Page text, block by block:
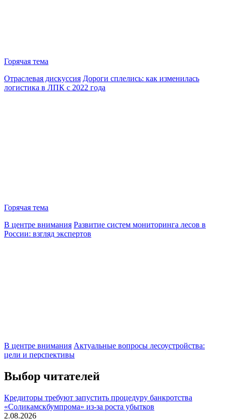
Горячая тема
Отраслевая дискуссия Дороги сплелись: как изменилась
логистика в ЛПК с 2022 года
Горячая тема
В центре внимания Развитие систем мониторинга лесов в
России: взгляд экспертов
В центре внимания Актуальные вопросы лесоустройства:
цели и перспективы
Выбор читателей
Кредиторы требуют запустить процедуру банкротства
«Соликамскбумпрома» из-за роста убытков
2.08.2026